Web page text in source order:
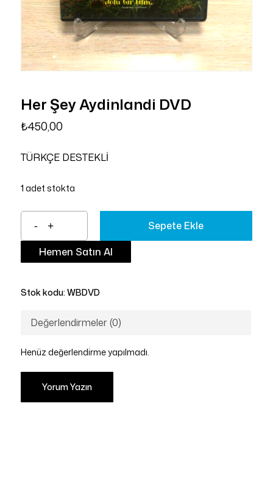
Her Şey Aydinlandi DVD
₺450,00
TÜRKÇE DESTEKLİ
1 adet stokta
Sepete Ekle
Hemen Satın Al
Stok kodu: WBDVD
Değerlendirmeler (0)
Henüz değerlendirme yapılmadı.
Yorum Yazın